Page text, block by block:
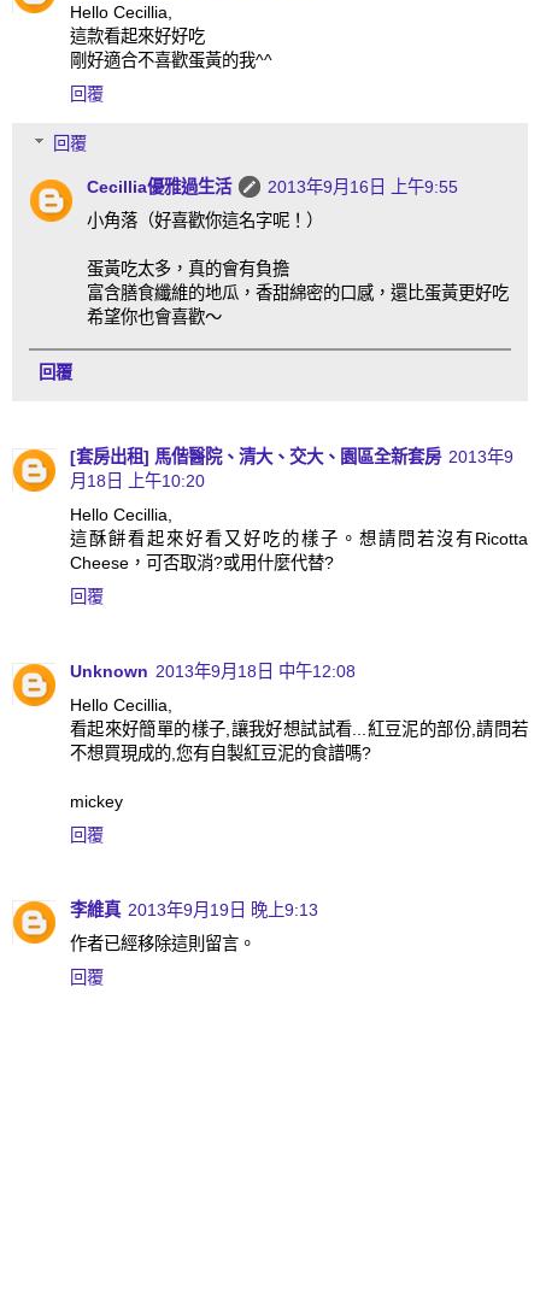
Hello Cecillia,
這款看起來好好吃
剛好適合不喜歡蛋黃的我^^
回覆
回覆
Cecillia優雅過生活
2013年9月16日 上午9:55
小角落（好喜歡你這名字呢！）
蛋黃吃太多，真的會有負擔
富含膳食纖維的地瓜，香甜綿密的口感，還比蛋黃更好吃
希望你也會喜歡～
回覆
[套房出租] 馬偕醫院、清大、交大、園區全新套房 2013年9
月18日 上午10:20
Hello Cecillia,
這酥餅看起來好看又好吃的樣子。想請問若沒有Ricotta
Cheese，可否取消?或用什麼代替?
回覆
Unknown 2013年9月18日 中午12:08
Hello Cecillia,
看起來好簡單的樣子,讓我好想試試看...紅豆泥的部份,請問若
不想買現成的,您有自製紅豆泥的食譜嗎?
mickey
回覆
李維真 2013年9月19日 晚上9:13
作者已經移除這則留言。
回覆